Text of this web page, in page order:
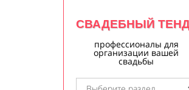
СВАДЕБНЫЙ
профессионалы для
организации вашей
свадьбы